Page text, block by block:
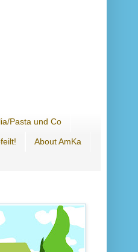
Pasta und Co
About AmKa